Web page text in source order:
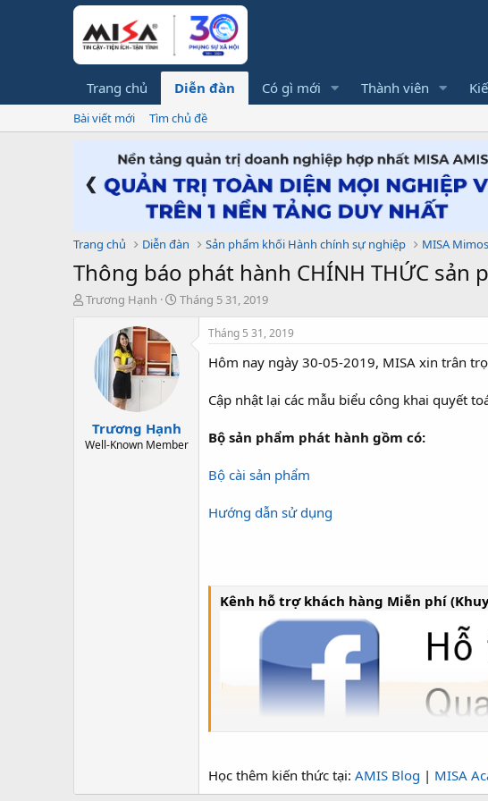
Trang chủ Diễn đàn Có gì mới Thành viên
Bài viết mới Tìm chủ đề
❮
Trang chủ Diễn đàn Sản phẩm khối Hành chính sự nghiệp MISA
Thông báo phát hành CHÍNH THỨC sản
T
r
Trương Hạnh
N
ử
Tháng 5 31, 2019
Trương Hạnh
Well-Known Member
Tháng 5 31, 2019
Hôm nay ngày 30-05-2019, MISA xin trân
Cập nhật lại các mẫu biểu công khai quyết
Bộ sản phẩm phát hành gồm có:
Bộ cài sản phẩm
Hướng dẫn sử dụng
Kênh hỗ trợ khách hàng Miễn phí
Hỗ trợ miễn phí trên Group facebook cộng
Học thêm kiến thức tại: AMIS Blog | MISA